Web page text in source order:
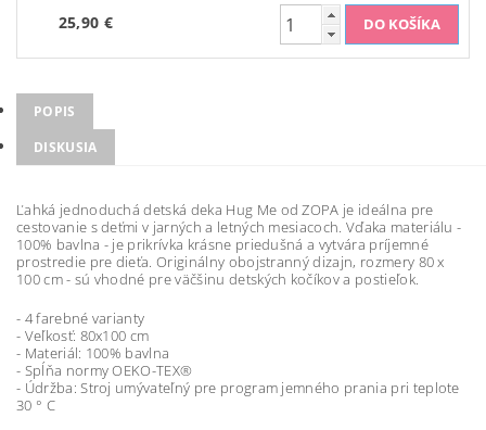
25,90 €
POPIS
DISKUSIA
Ľahká jednoduchá detská deka Hug Me od ZOPA je ideálna pre
cestovanie s deťmi v jarných a letných mesiacoch. Vďaka materiálu -
100% bavlna - je prikrívka krásne priedušná a vytvára príjemné
prostredie pre dieťa. Originálny obojstranný dizajn, rozmery 80 x
100 cm - sú vhodné pre väčšinu detských kočíkov a postieľok.
- 4 farebné varianty
- Veľkosť: 80x100 cm
- Materiál: 100% bavlna
- Spĺňa normy OEKO-TEX®
- Údržba: Stroj umývateľný pre program jemného prania pri teplote
30 ° C